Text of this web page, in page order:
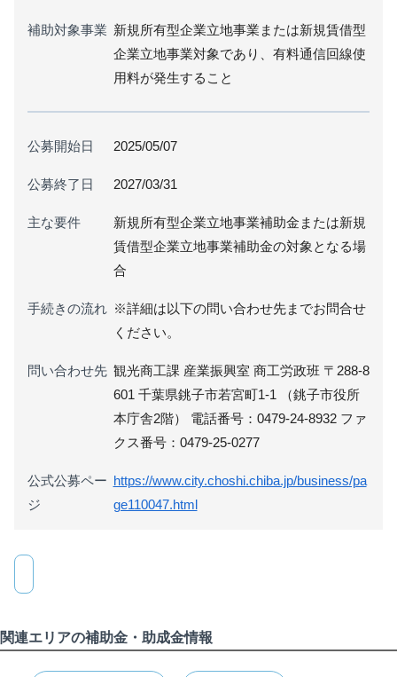
補助対象事業 新規所有型企業立地事業または新規賃借型
企業立地事業対象であり、有料通信回線使
用料が発生すること
公募開始日 2025/05/07
公募終了日 2027/03/31
主な要件
新規所有型企業立地事業補助金または新規
賃借型企業立地事業補助金の対象となる場
合
手続きの流れ ※詳細は以下の問い合わせ先までお問合せ
ください。
問い合わせ先 観光商工課 産業振興室 商工労政班 〒288-8
601 千葉県銚子市若宮町1-1 （銚子市役所
本庁舎2階） 電話番号：0479-24-8932 ファ
クス番号：0479-25-0277
公式公募ペー
ジ
https://www.city.choshi.chiba.jp/business/pa
ge110047.html
関連エリアの補助金・助成金情報